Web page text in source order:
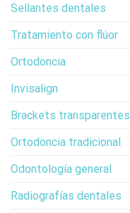
Sellantes dentales
Tratamiento con flúor
Ortodoncia
Invisalign
Brackets transparentes
Ortodoncia tradicional
Odontología general
Radiografías dentales